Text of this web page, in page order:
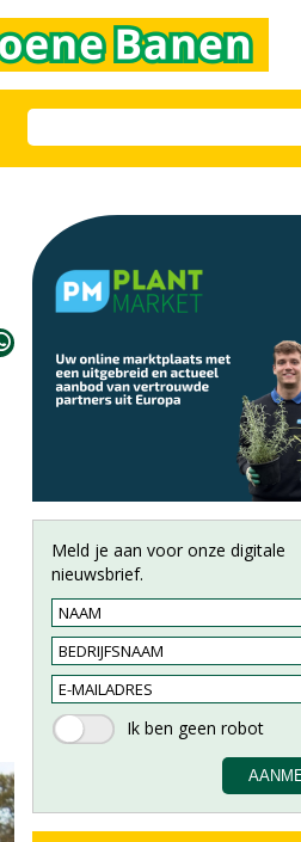
Meld je aan voor onze digitale
nieuwsbrief.